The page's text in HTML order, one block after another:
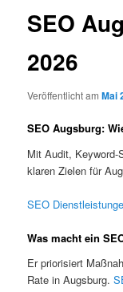
SEO
2026
Veröffentlicht amMai
SEO Augsburg:
Mit Audit, Keyword-
klaren Zielen für
SEO
Was macht ein
Er priorisiert
Rate in Augsburg.